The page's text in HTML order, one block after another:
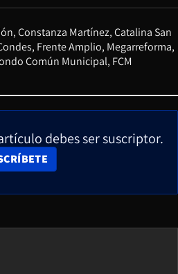
Constanza Martínez Catalina San
Frente Amplio Megarreforma
Común Municipal FCM
debes ser suscriptor.
IN NEW WINDOW